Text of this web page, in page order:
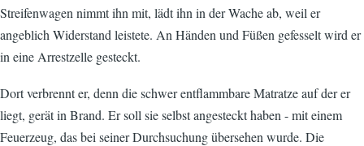
Streifenwagen nimmt ihn mit, lädt ihn in der Wache ab, weil er
angeblich Widerstand leistete. An Händen und Füßen gefesselt wird er
in eine Arrestzelle gesteckt.
Dort verbrennt er, denn die schwer entflammbare Matratze auf der er
liegt, gerät in Brand. Er soll sie selbst angesteckt haben - mit einem
Feuerzeug, das bei seiner Durchsuchung übersehen wurde. Die